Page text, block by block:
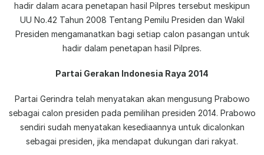
hadir dalam acara penetapan hasil Pilpres tersebut meskipun
UU No.42 Tahun 2008 Tentang Pemilu Presiden dan Wakil
Presiden mengamanatkan bagi setiap calon pasangan untuk
hadir dalam penetapan hasil Pilpres.
Partai Gerakan Indonesia Raya 2014
Partai Gerindra telah menyatakan akan mengusung Prabowo
sebagai calon presiden pada pemilihan presiden 2014. Prabowo
sendiri sudah menyatakan kesediaannya untuk dicalonkan
sebagai presiden, jika mendapat dukungan dari rakyat.